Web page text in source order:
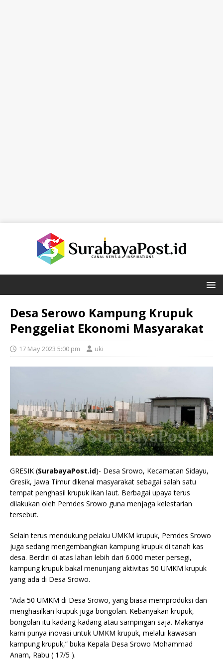
Desa Serowo Kampung Krupuk
Penggeliat Ekonomi Masyarakat
17 May 2023 5:00 pm uki
GRESIK (SurabayaPost.id)- Desa Srowo, Kecamatan Sidayu,
Gresik, Jawa Timur dikenal masyarakat sebagai salah satu
tempat penghasil krupuk ikan laut. Berbagai upaya terus
dilakukan oleh Pemdes Srowo guna menjaga kelestarian
tersebut.
Selain terus mendukung pelaku UMKM krupuk, Pemdes Srowo
juga sedang mengembangkan kampung krupuk di tanah kas
desa. Berdiri di atas lahan lebih dari 6.000 meter persegi,
kampung krupuk bakal menunjang aktivitas 50 UMKM krupuk
yang ada di Desa Srowo.
“Ada 50 UMKM di Desa Srowo, yang biasa memproduksi dan
menghasilkan krupuk juga bongolan. Kebanyakan krupuk,
bongolan itu kadang-kadang atau sampingan saja. Makanya
kami punya inovasi untuk UMKM krupuk, melalui kawasan
kampung krupuk,” buka Kepala Desa Srowo Mohammad
Anam, Rabu ( 17/5 ).